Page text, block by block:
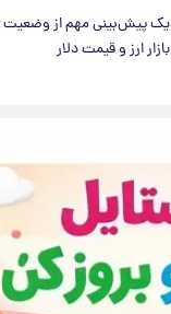
یک پیش‌بینی مهم از وضعیت
بازار ارز و قیمت دلار